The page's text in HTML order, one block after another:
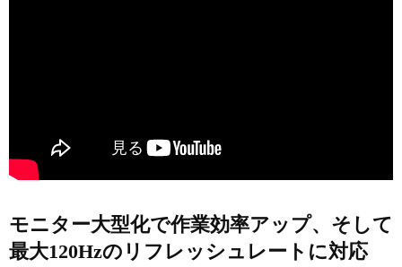
モニター大型化で作業効率アップ、そして
最大120Hzのリフレッシュレートに対応